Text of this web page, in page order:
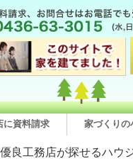
に資料請求 家づくりの
良工務店が探せるハウ